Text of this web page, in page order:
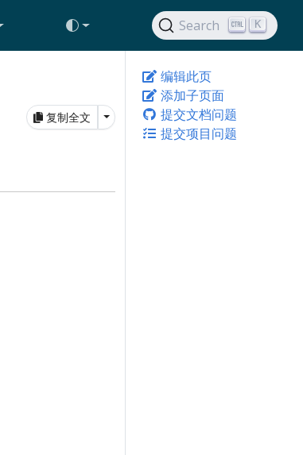
Search K
编辑此页
添加子页面
提交文档问题
提交项目问题
复制全文 Toggle Dropdown